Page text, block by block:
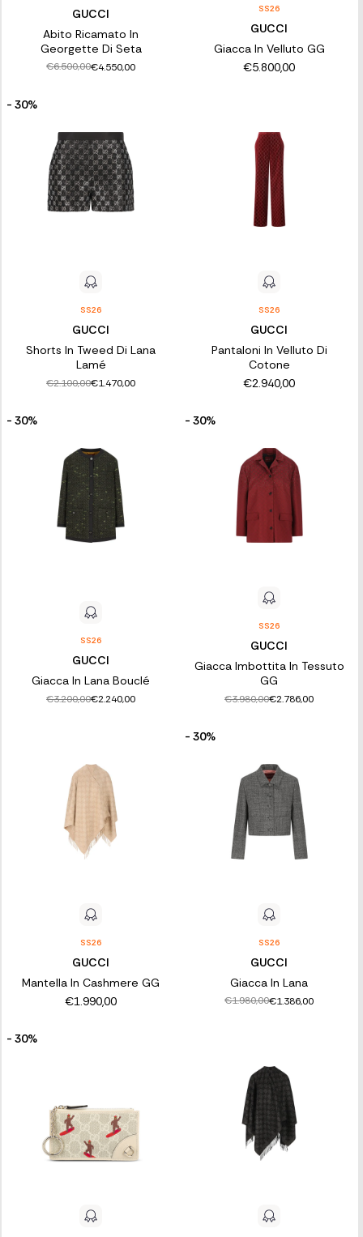
GUCCI
Abito Ricamato In
Georgette Di Seta
€6.500,00€4.550,00
SS26
GUCCI
Giacca In Velluto GG
€5.800,00
- 30%
SS26
GUCCI
Shorts In Tweed Di Lana
Lamé
€2.100,00€1.470,00
SS26
GUCCI
Pantaloni In Velluto Di
Cotone
€2.940,00
- 30%
SS26
GUCCI
Giacca In Lana Bouclé
€3.200,00€2.240,00
- 30%
SS26
GUCCI
Giacca Imbottita In Tessuto
GG
€3.980,00€2.786,00
SS26
GUCCI
Mantella In Cashmere GG
€1.990,00
- 30%
SS26
GUCCI
Giacca In Lana
€1.980,00€1.386,00
- 30%